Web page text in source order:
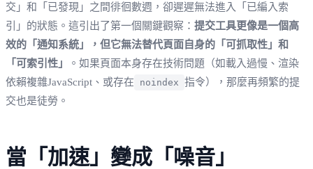
交」和「已發現」之間徘徊數週，卻遲遲無法進入「已編入索
引」的狀態。這引出了第一個關鍵觀察： 提交工具更像是一個高
效的「通知系統」，但它無法替代頁面自身的「可抓取性」和
「可索引性」
。如果頁面本身存在技術問題（如載入過慢、渲染
依賴複雜JavaScript、或存在
noindex 指令），那麼再頻繁的提
交也是徒勞。
當「加速」變成「噪音」